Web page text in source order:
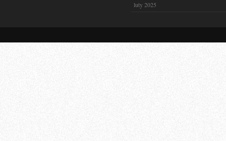
luty 2025